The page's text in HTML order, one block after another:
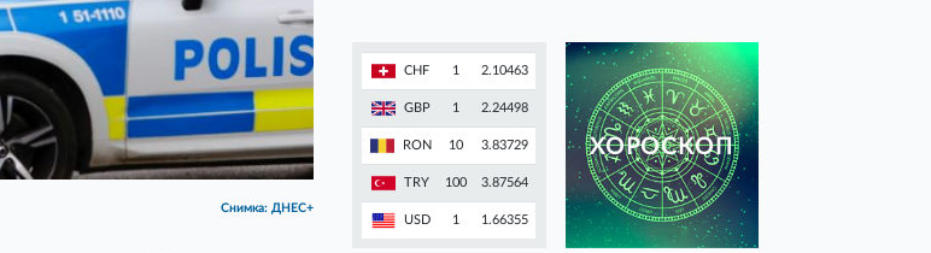
Снимка: ДНЕС+
CHF 1 2.10463
GBP 1 2.24498
RON 10 3.83729
TRY 100 3.87564
USD 1 1.66355
ХОРОСКОП